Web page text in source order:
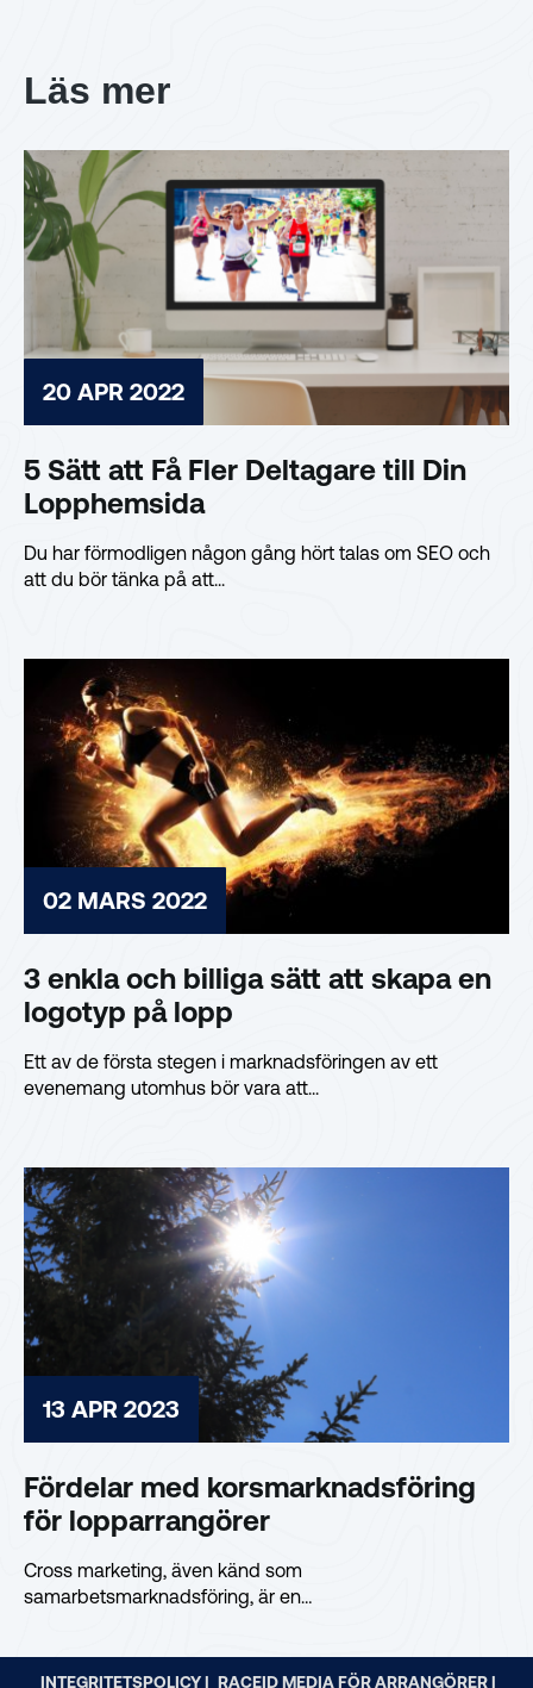
Läs mer
20 APR 2022
5 Sätt att Få Fler Deltagare till Din
Lopphemsida
Du har förmodligen någon gång hört talas om SEO och
att du bör tänka på att...
02 MARS 2022
3 enkla och billiga sätt att skapa en
logotyp på lopp
Ett av de första stegen i marknadsföringen av ett
evenemang utomhus bör vara att...
13 APR 2023
Fördelar med korsmarknadsföring
för lopparrangörer
Cross marketing, även känd som
samarbetsmarknadsföring, är en
INTEGRITETSPOLICY | RACEID MEDIA FÖR ARRANGÖRER |